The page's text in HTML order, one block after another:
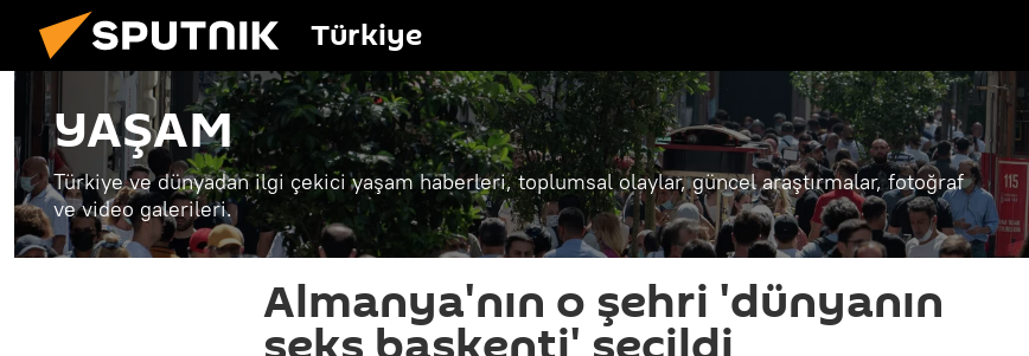
Türkiye
YAŞAM
Türkiye ve dünyadan ilgi çekici yaşam haberleri, toplumsal olaylar, güncel araştırmalar, fotoğraf
ve video galerileri.
Almanya'nın o şehri 'dünyanın